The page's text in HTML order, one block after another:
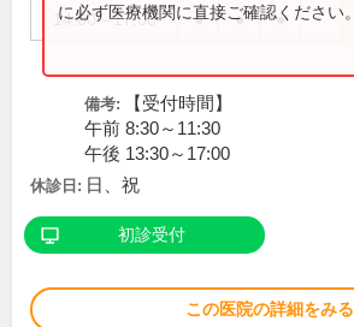
14:00～17:00 ● ● ●
に必ず医療機関に直接ご確認ください。
備考:
【受付時間】
午前 8:30～11:30
午後 13:30～17:00
休診日: 日、祝
初診受付
この医院の詳細をみる